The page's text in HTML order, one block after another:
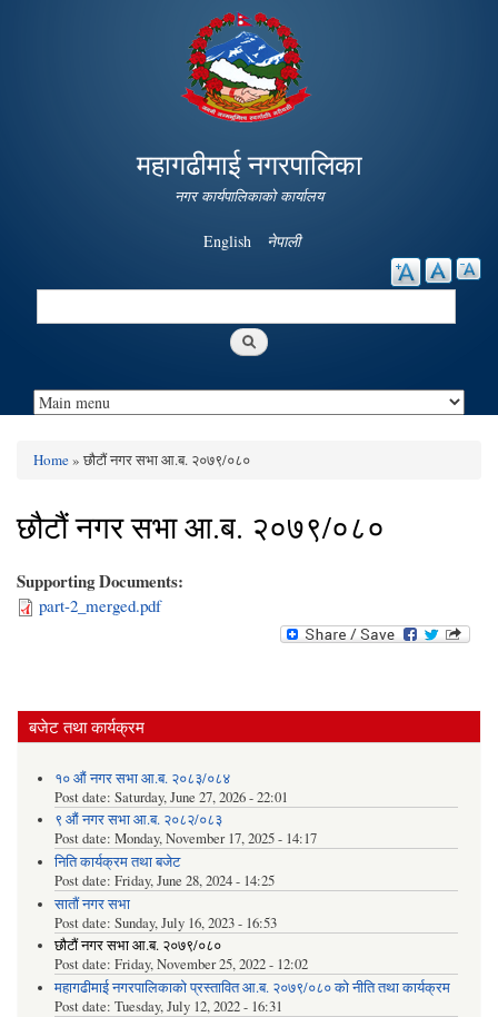
Skip to
main
content
महागढीमाई नगरपालिका
नगर कार्यपालिकाको कार्यालय
English नेपाली
Search
Home» छौटौं नगर सभा आ.ब. २०७९/०८०
छौटौं नगर सभा आ.ब. २०७९/०८०
Supporting Documents:
part-2_merged.pdf
बजेट तथा कार्यक्रम
१० औं नगर सभा आ.ब. २०८३/०८४
Post date: Saturday, June 27, 2026 - 22:01
९ औं नगर सभा आ.ब. २०८२/०८३
Post date: Monday, November 17, 2025 - 14:17
निति कार्यक्रम तथा बजेट
Post date: Friday, June 28, 2024 - 14:25
सातौं नगर सभा
Post date: Sunday, July 16, 2023 - 16:53
छौटौं नगर सभा आ.ब. २०७९/०८०
Post date: Friday, November 25, 2022 - 12:02
महागढीमाई नगरपालिकाको प्रस्तावित आ.ब. २०७९/०८० को नीति तथा कार्यक्रम
Post date: Tuesday, July 12, 2022 - 16:31